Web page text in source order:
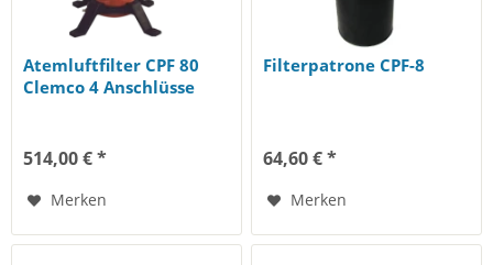
Atemluftfilter CPF 80
Clemco 4 Anschlüsse
514,00 € *
Merken
Filterpatrone CPF-8
64,60 € *
Merken